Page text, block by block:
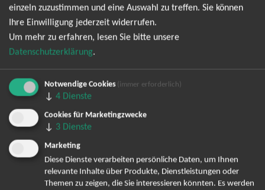
Faithkeepers 2026
TOP-Events
André Rieu Tickets
David Garrett Tickets
Backstreet Boys Tickets
Unheilig Tickets
Santiano Tickets
einzeln zuzustimmen und eine Auswahl zu treffen. Sie können
Ihre Einwilligung jederzeit widerrufen.
Um mehr zu erfahren, lesen Sie bitte unsere
Datenschutzerklärung.
Notwendige Cookies (immer erforderlich)
↓ 4 Dienste
Cookies für Marketingzwecke
↓ 3 Dienste
Marketing
Diese Dienste verarbeiten persönliche Daten, um Ihnen
relevante Inhalte über Produkte, Dienstleistungen oder
Themen zu zeigen, die Sie interessieren könnten. Es werden